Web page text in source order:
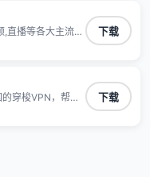
讯视频、B站、芒
乐、酷狗音乐、
梭加速回国。目前
上，一对一在线
,直播等各大主流
外听歌,玩国服游
下载
穿梭VPN，帮助
地区版权限制问
网站、游戏及应
下载